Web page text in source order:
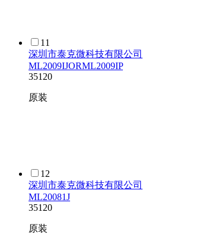
11
深圳市泰克微科技有限公司
ML2009IJORML2009IP
35120
原装
12
深圳市泰克微科技有限公司
ML20081J
35120
原装